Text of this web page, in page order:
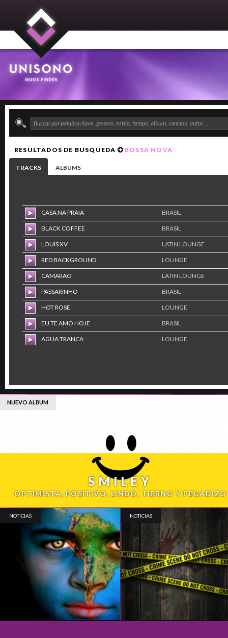
RESULTADOS DE BUSQUEDA BOSSA NOVA
TRACKS ALBUMS
CASA NA PRAIA BRASIL
BLACK COFFEE BRASIL
LOUIS XV LATIN LOUNGE
RED BACKGROUND LOUNGE
CAMARAO LATIN LOUNGE
PASSARINHO BRASIL
HOT ROSE LOUNGE
EU TE AMO HOJE BRASIL
AGUA TRANCA LOUNGE
NUEVO ALBUM
SMILEY
OPTIMISTA, POSITIVO, LINDO, TIERNO Y PEGADIZO
NOTICIAS NOTICIAS
ESCENA DEL CRÍMEN
MARZO, 2016
Tiene derecho a guardar silencio y escuchar
RIO 2016
FEBRERO, 2016
Se vienen los JJ. OO. y te armamos un
lleno musica para editar. Beleza pura.